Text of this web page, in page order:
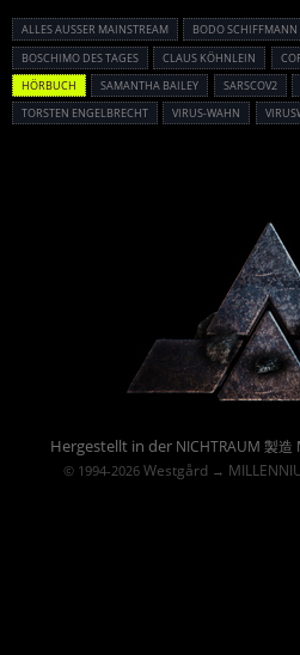
ALLES AUSSER MAINSTREAM BODO SCHIFFMANN
BOSCHIMO DES TAGES
CLAUS KÖHNLEIN
HÖRBUCH
SAMANTHA BAILEY SARSCOV2
TORSTEN ENGELBRECHT
VIRUS-WAHN
Hergestellt in der NICHTRAUM 製
© 1994-2026 Westgård→
Powered